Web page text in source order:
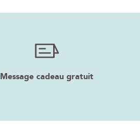
Message cadeau gratuit